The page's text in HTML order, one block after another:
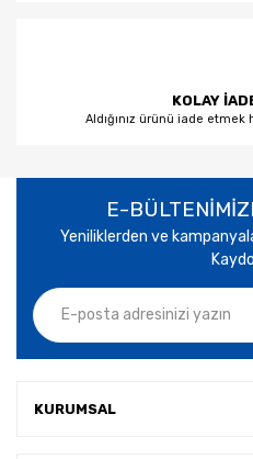
KOLAY
Aldığınız ürünü iade etmek
E-
Yeniliklerden ve
KURUMSAL